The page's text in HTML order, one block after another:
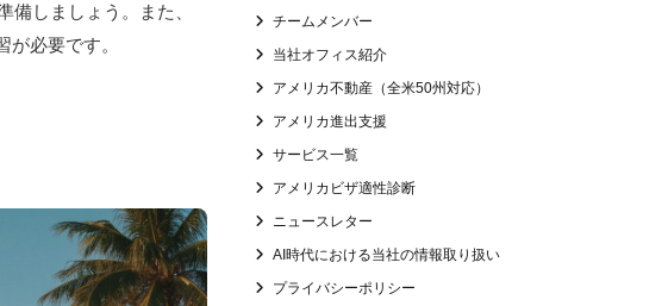
しましょう。また、
必要です。
チームメンバー
当社オフィス紹介
アメリカ不動産（全米50州対応）
アメリカ進出支援
サービス一覧
アメリカビザ適性診断
ニュースレター
AI時代における当社の情報取り扱い
プライバシーポリシー